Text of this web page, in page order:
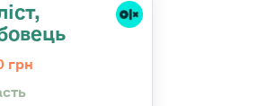
грн